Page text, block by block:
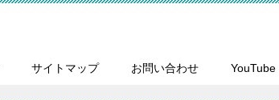
サイトマップ お問い合わせ YouTube